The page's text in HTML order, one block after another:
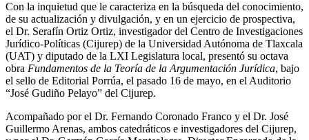
Con la inquietud que le caracteriza en la búsqueda del conocimiento,
de su actualización y divulgación, y en un ejercicio de prospectiva,
el Dr. Serafín Ortiz Ortiz, investigador del Centro de Investigaciones
Jurídico-Políticas (Cijurep) de la Universidad Autónoma de Tlaxcala
(UAT) y diputado de la LXI Legislatura local, presentó su octava
obra Fundamentos de la Teoría de la Argumentación Jurídica, bajo
el sello de Editorial Porrúa, el pasado 16 de mayo, en el Auditorio
“José Gudiño Pelayo” del Cijurep.
Acompañado por el Dr. Fernando Coronado Franco y el Dr. José
Guillermo Arenas, ambos catedráticos e investigadores del Cijurep,